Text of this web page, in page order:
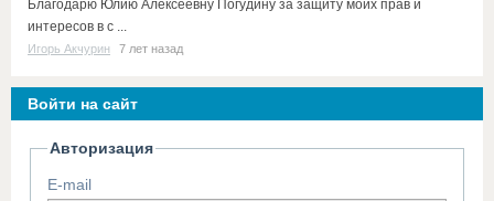
Благодарю Юлию Алексеевну Погудину за защиту моих прав и
интересов в с ...
Игорь Акчурин 7 лет назад
Войти на сайт
Авторизация
E-mail